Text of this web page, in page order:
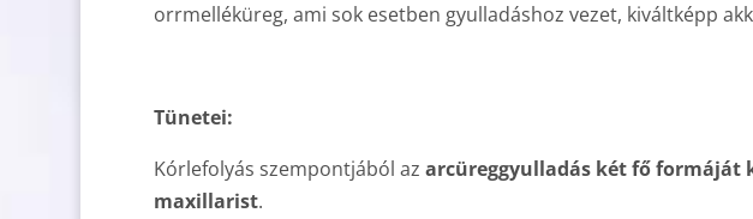
orrmelléküreg, ami sok esetben gyulladáshoz vezet, kiváltképp
Tünetei:
Kórlefolyás szempontjából az arcüreggyulladás két fő formáját
maxillarist.